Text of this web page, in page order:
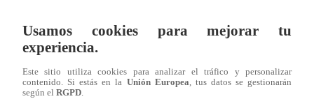
Usamos cookies para mejorar tu
experiencia.
Este sitio utiliza cookies para analizar el tráfico y personalizar
contenido. Si estás en la Unión Europea, tus datos se gestionarán
según el RGPD.